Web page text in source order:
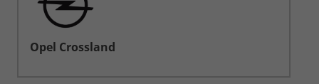
Opel Crossland